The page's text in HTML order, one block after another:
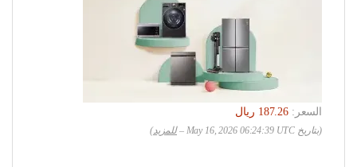
السعر:
‏187.26 ريال
(بتاريخ May 16, 2026 06:24:39 UTC – للمزيد)